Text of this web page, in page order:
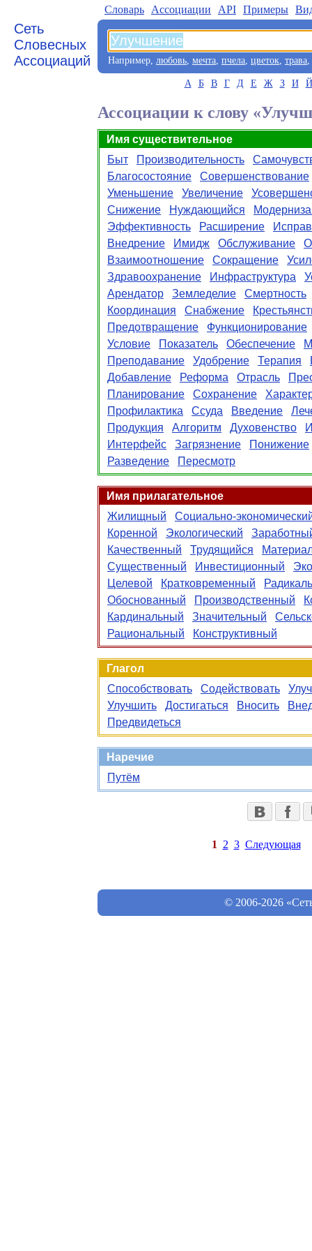
Сеть
Словесных
Ассоциаций
Словарь Aссоциации API Примеры
Например, любовь, мечта, пчела, цветок, трава,
А Б В Г Д Е Ж З И Й
Ассоциации к слову
Имя существительное
Быт
Производительность
Благосостояние
Совершенствование
Уменьшение
Увеличение
Снижение
Нуждающийся
Эффективность
Расширение
Внедрение
Имидж Обслуживание
Взаимоотношение
Сокращение
Здравоохранение
Инфраструктура
Арендатор
Земледелие
Смертность
Координация
Снабжение
Предотвращение
Функционирование
Условие
Показатель Обеспечение
Преподавание
Удобрение Терапия
Добавление
Реформа Отрасль
Планирование
Сохранение
Профилактика
Ссуда Введение
Продукция
Алгоритм Духовенство
Интерфейс
Загрязнение
Понижение
Разведение
Пересмотр
Имя прилагательное
Жилищный
Социально-
Коренной
Экологический
Качественный
Трудящийся
Существенный
Инвестиционный
Целевой
Кратковременный
Обоснованный
Производственный
Кардинальный
Значительный
Рациональный
Конструктивный
Глагол
Способствовать
Содействовать
Улучшить
Достигаться Вносить
Предвидеться
Наречие
Путём
1 2 3 Следующая
© 2006-2026